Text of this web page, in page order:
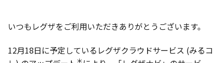
いつもレグザをご利用いただきありがとうございます。
12月18日に予定しているレグザクラウドサービス (みるコ
＊